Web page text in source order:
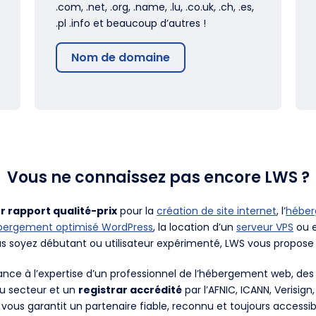
.com, .net, .org, .name, .lu, .co.uk, .ch, .es,
.pl .info et beaucoup d’autres !
Nom de domaine
Vous ne connaissez pas encore LWS ?
rapport qualité-prix pour la création de site internet, l’
optimisé WordPress, la location d’un serveur VPS ou
débutant ou utilisateur expérimenté, LWS vous
à l’expertise d’un professionnel de l’hébergement web,
secteur et un registrar accrédité par l’AFNIC, ICANN,
vous garantit un partenaire fiable, reconnu et toujours